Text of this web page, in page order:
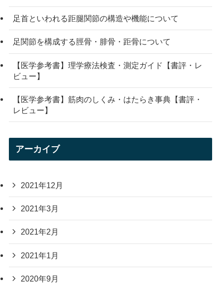
足首といわれる距腿関節の構造や機能について
足関節を構成する脛骨・腓骨・距骨について
【医学参考書】理学療法検査・測定ガイド【書評・レ
ビュー】
【医学参考書】筋肉のしくみ・はたらき事典【書評・
レビュー】
アーカイブ
2021年12月
2021年3月
2021年2月
2021年1月
2020年9月